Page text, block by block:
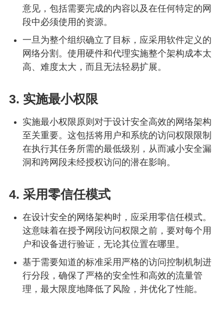
意见，包括需要完成的内容以及在任何特定的网
段中必须使用的资源。
一旦为整个组织确立了目标，应采用软件定义的
网络分割。使用硬件和代理实施整个架构成本太
高、难度太大，而且无法轻易扩展。
3. 实施最小权限
实施最小权限原则对于设计安全高效的网络架构
至关重要。这包括将用户和系统的访问权限限制
在执行其任务所需的最低级别，从而减小安全漏
洞和跨网段未经授权访问的潜在影响。
4. 采用零信任模式
在设计安全的网络架构时，应采用零信任模式。
这意味着在授予网段访问权限之前，要对每个用
户和设备进行验证，无论其位置在哪里。
基于需要知道的标准采用严格的访问控制机制进
行分段，确保了严格的安全性和高效的流量管
理，最大限度地降低了风险，并优化了性能。